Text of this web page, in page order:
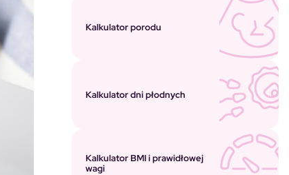
Kalkulator porodu
Kalkulator dni płodnych
Kalkulator BMI i prawidłowej
wagi